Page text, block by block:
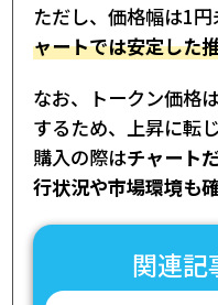
ただし、価格幅は1円
ャートでは安定した
なお、トークン価格
するため、上昇に転
購入の際はチャート
行状況や市場環境も
関連記